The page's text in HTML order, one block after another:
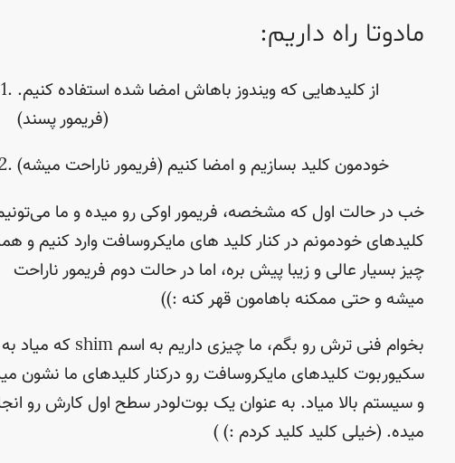
مادوتا راه داریم:
از کلید‌هایی که ویندوز باهاش امضا شده استفاده کنیم.
(فریمور پسند)
خودمون کلید بسازیم و امضا کنیم (فریمور ناراحت میشه)
خب در حالت اول که مشخصه، فریمور اوکی رو میده و ما
کلید‌های خودمونم در کنار کلید های مایکروسافت وارد کنیم و
چیز بسیار عالی و زیبا پیش بره، اما در حالت دوم فریمور ناراحت
میشه و حتی ممکنه باهامون قهر کنه :))
بخوام فنی ترش رو بگم، ما چیزی داریم به اسم shim که میاد به
سکیوربوت کلیدهای مایکروسافت رو درکنار کلیدهای ما نشون
و سیستم بالا میاد. به عنوان یک بوت‌لودر سطح اول کارش رو
میده. (خیلی کلید کلید کردم :) )